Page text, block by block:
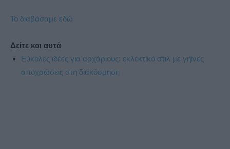
Το διαβάσαμε εδώ
Δείτε και αυτά
Εύκολες ιδέες για αρχάριους: εκλεκτικό στιλ με γήινες
αποχρώσεις στη διακόσμηση